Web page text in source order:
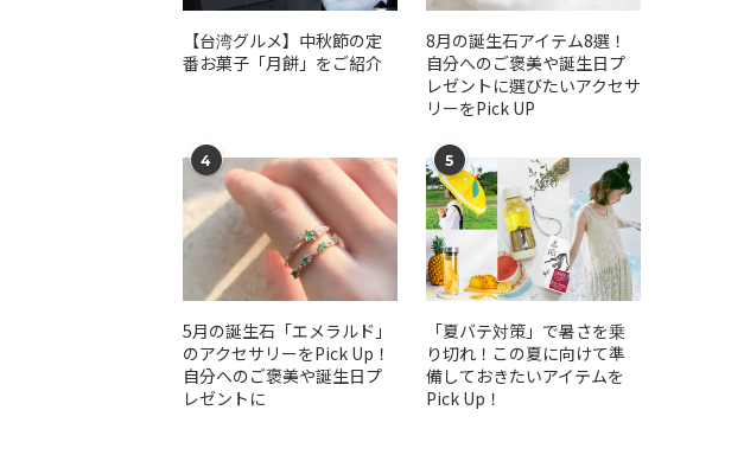
【台湾グルメ】中秋節の定
番お菓子「月餅」をご紹介
​​8月の誕生石アイテム8選！
自分へのご褒美や誕生日プ
レゼントに選びたいアクセサ
リーをPick UP
4
5月の誕生石「エメラルド」
のアクセサリーをPick Up！
自分へのご褒美や誕生日プ
レゼントに
5
「夏バテ対策」で暑さを乗
り切れ！この夏に向けて準
備しておきたいアイテムを
Pick Up！